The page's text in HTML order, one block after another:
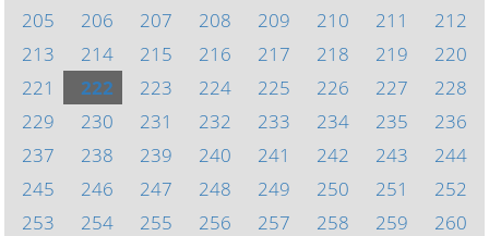
205
206 207 208 209 210 211
212
213
214 215 216 217 218 219
220
221
222 223 224 225 226 227
228
229
230 231 232 233 234 235
236
237
238 239 240 241 242 243
244
245
246 247 248 249 250 251
252
253
254 255 256 257 258 259
260